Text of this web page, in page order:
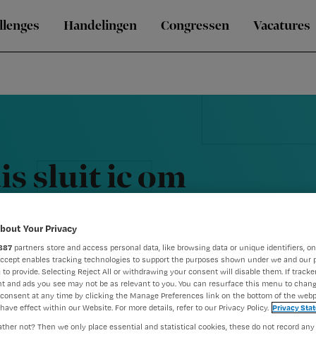
Handelingen Congressen Vacatures
sluit ic om
Your Privacy
partners store and access personal data, like browsing data or unique identifiers,
enables tracking technologies to support the purposes shown under we and our
to provide. Selecting Reject All or withdrawing your consent will disable them. If
and ads you see may not be as relevant to you. You can resurface this menu to
at any time by clicking the Manage Preferences link on the bottom of the
effect within our Website. For more details, refer to our Privacy Policy. Privacy
not? Then we only place essential and statistical cookies, these do not record